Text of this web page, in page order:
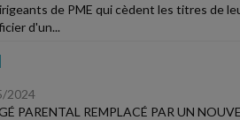
de PME qui cèdent les titres de
d'un...
2024
PARENTAL REMPLACÉ PAR UN